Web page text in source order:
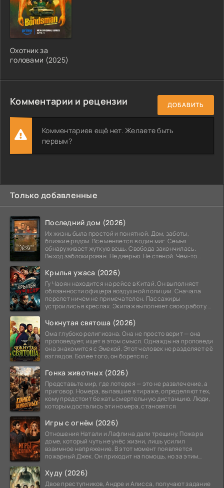
Охотник за
головами (2025)
Комментарии и рецензии ДОБАВИТЬ
Комментариев ещё нет. Желаете быть
первым?
Только добавленные
Последний дом (2026)
Их жизнь была простой и понятной. Дом, заботы,
близкие рядом. Все меняется в один миг. Семья
обнаруживает жуткую вещь. Свобода закончилась.
Выход заблокирован. Не дверью. Не стеной. Чем-то
Крылья ужаса (2026)
Гу Чаоян находится на рейсе в Китай. Он выполняет
обязанности офицера воздушной полиции. Сначала
перелет ничем не примечателен. Пассажиры
устроились в креслах. Экипаж выполняет свою работу.
Чокнутая святоша (2026)
Ома глубоко религиозна. Она не просто верит — она
проповедует, ищет в этом смысл. Однажды на проповеди
она знакомится с Эмекой. Этот человек не разделяет её
взглядов. Более того, он борется с
Гонка животных (2026)
Представьте мир, где лотерея — это не развлечение, а
приговор. Номера, выпавшие в тираже, определяют тех,
кому предстоит бежать смертельную дистанцию. Люди,
которым достались эти номера, становятся
Игры с огнём (2026)
Отношения Натали и Лафлина дали трещину. Пожар в
доме, который чуть не унёс жизни, лишь усилил
взаимное напряжение. В этот момент появляется
пожарный Джек. Он приходит на помощь, но за этим
Худу (2026)
Двое преступников, Андре и Алисса, получают задание